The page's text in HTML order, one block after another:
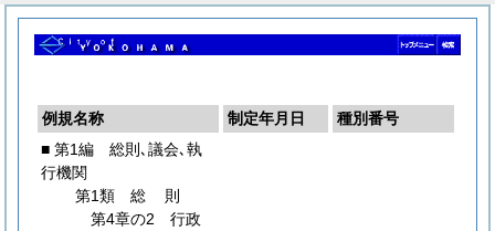
例規名称 制定年月日
種別番号
■ 第1編 総則､議会､執
行機関
第1類 総 則
第4章の2 行政